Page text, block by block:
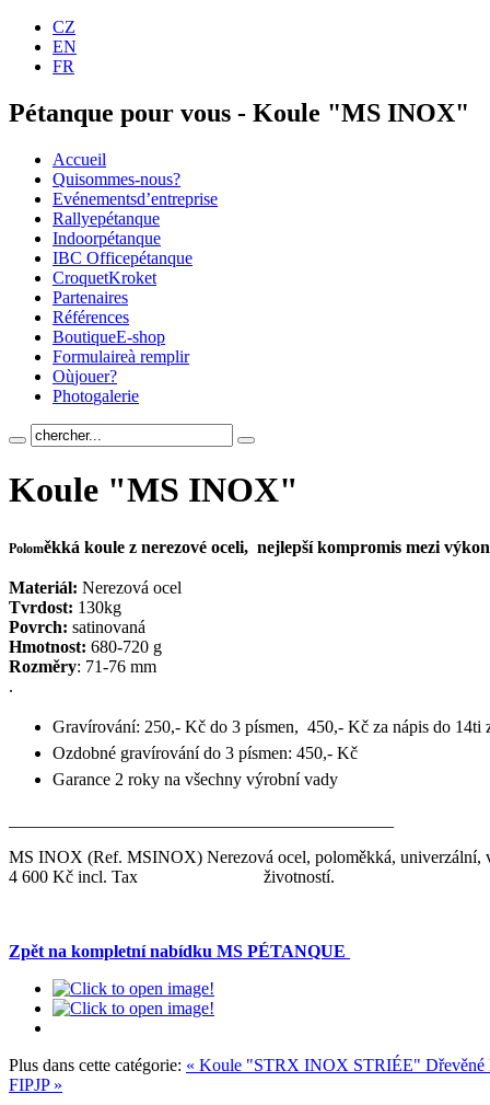
CZ
EN
FR
Pétanque pour vous - Koule "MS INOX"
Accueil
Quisommes-nous?
Evénementsd’entreprise
Rallyepétanque
Indoorpétanque
IBC Officepétanque
CroquetKroket
Partenaires
Références
BoutiqueE-shop
Formulaireà remplir
Oùjouer?
Photogalerie
Koule "MS INOX"
Poloměkká koule z nerezové oceli, nejlepší kompromis mezi
Materiál: Nerezová ocel
Tvrdost: 130kg
Povrch: satinovaná
Hmotnost: 680-720 g
Rozměry: 71-76 mm
.
Gravírování: 250,- Kč do 3 písmen, 450,- Kč za nápis do 14ti
Ozdobné gravírování do 3 písmen: 450,- Kč
Garance 2 roky na všechny výrobní vady
MS INOX (Ref. MSINOX) Nerezová ocel, poloměkká, univerzální,
životností.
4 600 Kč incl. Tax
Zpět na kompletní nabídku MS PÉTANQUE
Plus dans cette catégorie: « Koule "STRX INOX STRIÉE" Dřevěné
FIPJP »